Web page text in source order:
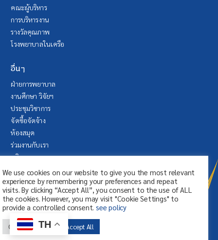
คณะผู้บริหาร
การบริหารงาน
รางวัลคุณภาพ
โรงพยาบาลในเครือ
อื่นๆ
ฝ่ายการพยาบาล
งานศึกษา วิจัยฯ
ประชุมวิชาการ
จัดซื้อจัดจ้าง
ห้องสมุด
ร่วมงานกับเรา
บริจาค
ระบบลา (SAP Fiori)
© สงวนลิขสิทธิ์ ศูนย์การแพทย์กาญจนา
We use cookies on our website to give you the most relevant
experience by remembering your preferences and repeat
visits. By clicking “Accept All”, you consent to the use of ALL
the cookies. However, you may visit "Cookie Settings" to
provide a controlled consent.see policy
Cookie Settings Accept All
TH